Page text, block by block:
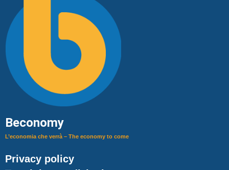
Beconomy
L’economia che verrà – The economy to come
Privacy policy